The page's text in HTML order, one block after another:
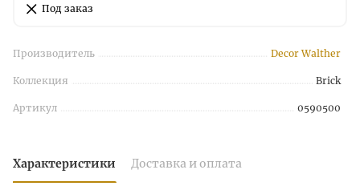
Под заказ
Производитель Decor Walther
Коллекция Brick
Артикул 0590500
Характеристики Доставка и оплата